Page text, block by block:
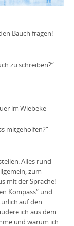
Bauch fragen!
zu schreiben?“
im Wiebeke-
mitgeholfen?“
Alles rund
zum
mit der Sprache!
Kompass“ und
auf den
ich aus dem
und warum ich